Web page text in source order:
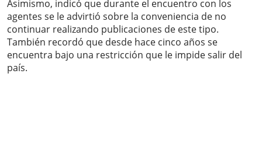
Asimismo, indicó que durante el encuentro con los
agentes se le advirtió sobre la conveniencia de no
continuar realizando publicaciones de este tipo.
También recordó que desde hace cinco años se
encuentra bajo una restricción que le impide salir del
país.